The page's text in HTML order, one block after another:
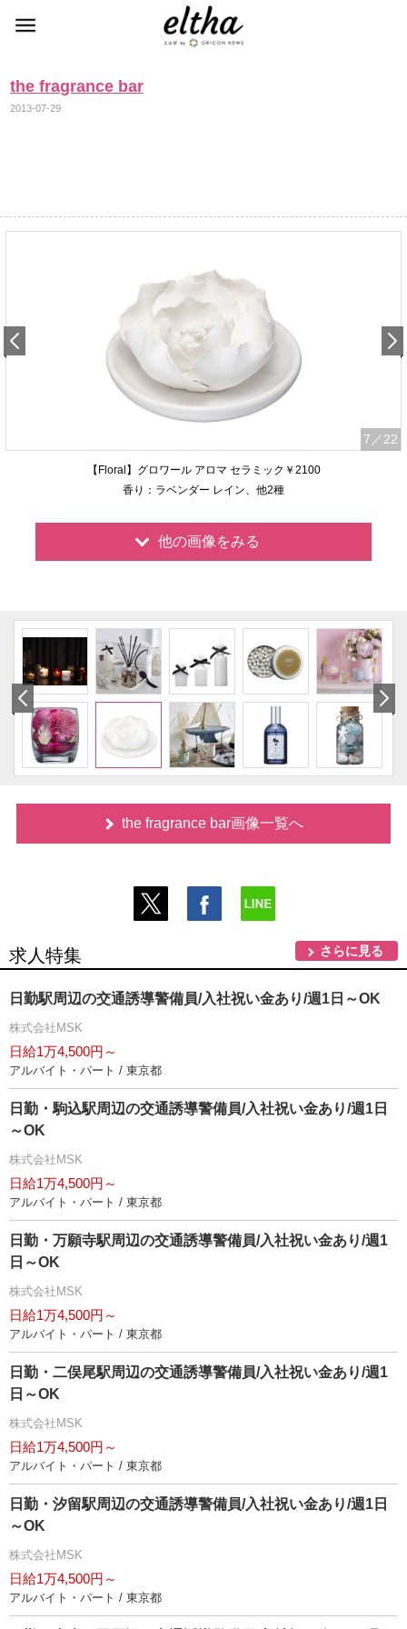
the fragrance bar
2013-07-29
7 ／22
【Floral】グロワール アロマ セラミック￥2100
香り：ラベンダー レイン、他2種
他の画像をみる
the fragrance bar画像一覧へ
求人特集 さらに見る
日勤駅周辺の交通誘導警備員/入社祝い金あり/週1日～OK
株式会社MSK
日給1万4,500円～
アルバイト・パート / 東京都
日勤・駒込駅周辺の交通誘導警備員/入社祝い金あり/週1日
～OK
株式会社MSK
日給1万4,500円～
アルバイト・パート / 東京都
日勤・万願寺駅周辺の交通誘導警備員/入社祝い金あり/週1
日～OK
株式会社MSK
日給1万4,500円～
アルバイト・パート / 東京都
日勤・二俣尾駅周辺の交通誘導警備員/入社祝い金あり/週1
日～OK
株式会社MSK
日給1万4,500円～
アルバイト・パート / 東京都
日勤・汐留駅周辺の交通誘導警備員/入社祝い金あり/週1日
～OK
株式会社MSK
日給1万4,500円～
アルバイト・パート / 東京都